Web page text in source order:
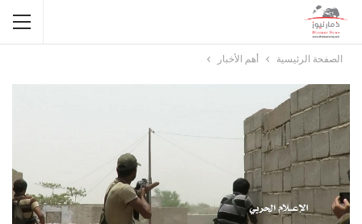
الصفحة الرئيسية أهم الأخبار